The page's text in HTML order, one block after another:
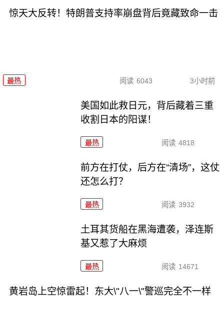
惊天大反转！特朗普支持率崩盘背后竟藏致命一击
最热 阅读 6043 3小时前
美国如此救日元，背后藏着三重
收割日本的阳谋！
最热 阅读 4818
前方在打仗，后方在“清场”，这仗
还怎么打？
最热 阅读 3932
土耳其货船在黑海遭袭，泽连斯
基又惹了大麻烦
最热 阅读 14671
黄岩岛上空惊雷起！东大\"八一\"警巡完全不一样